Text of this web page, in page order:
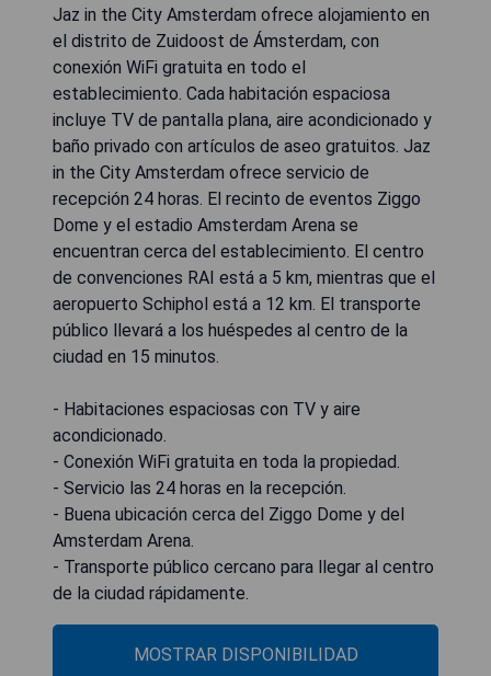
Jaz in the City Amsterdam ofrece alojamiento en
el distrito de Zuidoost de Ámsterdam, con
conexión WiFi gratuita en todo el
establecimiento. Cada habitación espaciosa
incluye TV de pantalla plana, aire acondicionado y
baño privado con artículos de aseo gratuitos. Jaz
in the City Amsterdam ofrece servicio de
recepción 24 horas. El recinto de eventos Ziggo
Dome y el estadio Amsterdam Arena se
encuentran cerca del establecimiento. El centro
de convenciones RAI está a 5 km, mientras que el
aeropuerto Schiphol está a 12 km. El transporte
público llevará a los huéspedes al centro de la
ciudad en 15 minutos.
- Habitaciones espaciosas con TV y aire
acondicionado.
- Conexión WiFi gratuita en toda la propiedad.
- Servicio las 24 horas en la recepción.
- Buena ubicación cerca del Ziggo Dome y del
Amsterdam Arena.
- Transporte público cercano para llegar al centro
de la ciudad rápidamente.
MOSTRAR DISPONIBILIDAD